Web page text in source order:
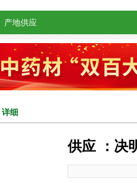
产地供应
详细
供应 ：决